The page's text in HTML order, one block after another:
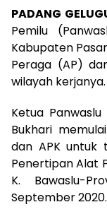
PADANG
Pemilu
Kabupaten
Peraga (AP)
wilayah kerjanya.
Ketua
Bukhari
dan APK untuk
Penertipan Alat
K. Bawaslu-
September 2020.